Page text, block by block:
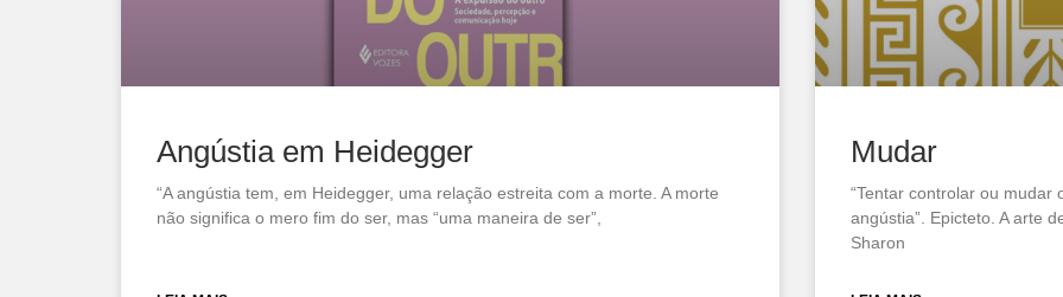
Angústia em Heidegger
“A angústia tem, em Heidegger, uma relação estreita com a morte. A morte
não significa o mero fim do ser, mas “uma maneira de ser”,
Mudar
“Tentar controlar ou mudar
angústia”. Epicteto. A arte
Sharon